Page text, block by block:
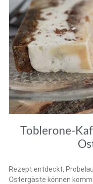
Toblerone-
Rezept entdeckt,
Ostergäste können